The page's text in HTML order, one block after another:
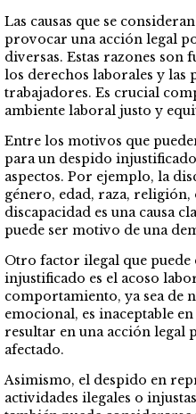
Las causas que se
provocar una acción legal
diversas. Estas razones son
los derechos laborales y las
trabajadores. Es crucial
ambiente laboral justo y
Entre los motivos que
para un despido
aspectos. Por ejemplo, la
género, edad, raza,
discapacidad es una causa
puede ser motivo de una
Otro factor ilegal que
injustificado es el acoso
comportamiento, ya sea de
emocional, es inaceptable
resultar en una acción legal
afectado.
Asimismo, el despido en
actividades ilegales o